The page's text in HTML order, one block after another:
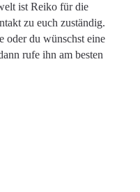
ist Reiko für die
zu euch zuständig.
oder du wünschst eine
rufe ihn am besten